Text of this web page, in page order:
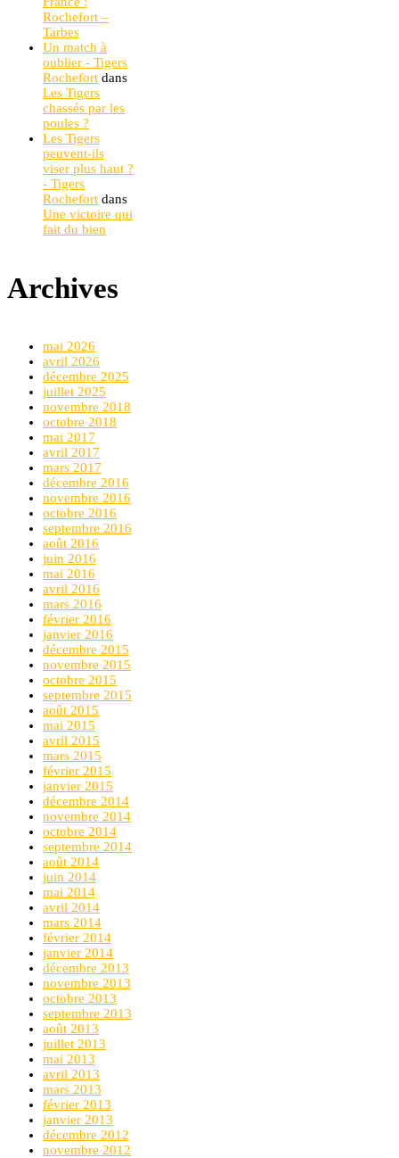
Rochefort –
Tarbes
Un match à
oublier - Tigers
Rochefort dans
Les Tigers
chassés par les
poules ?
Les Tigers
peuvent-ils
viser plus haut ?
- Tigers
Rochefort dans
Une victoire qui
fait du bien
Archives
mai 2026
avril 2026
décembre 2025
juillet 2025
novembre 2018
octobre 2018
mai 2017
avril 2017
mars 2017
décembre 2016
novembre 2016
octobre 2016
septembre 2016
août 2016
juin 2016
mai 2016
avril 2016
mars 2016
février 2016
janvier 2016
décembre 2015
novembre 2015
octobre 2015
septembre 2015
août 2015
mai 2015
avril 2015
mars 2015
février 2015
janvier 2015
décembre 2014
novembre 2014
octobre 2014
septembre 2014
août 2014
juin 2014
mai 2014
avril 2014
mars 2014
février 2014
janvier 2014
décembre 2013
novembre 2013
octobre 2013
septembre 2013
août 2013
juillet 2013
mai 2013
avril 2013
mars 2013
février 2013
janvier 2013
décembre 2012
novembre 2012